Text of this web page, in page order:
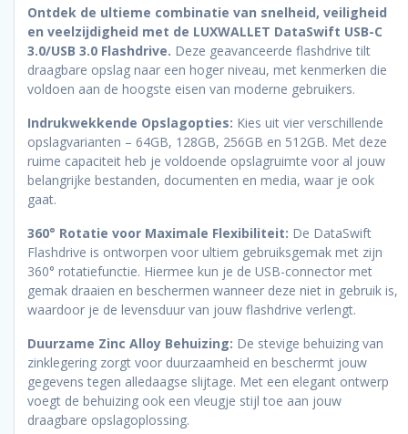
128GB
-
Zilver
aantal
Ontdek de ultieme combinatie van snelheid, veiligheid
en veelzijdigheid met de LUXWALLET DataSwift USB-C
3.0/USB 3.0 Flashdrive. Deze geavanceerde flashdrive tilt
draagbare opslag naar een hoger niveau, met kenmerken die
voldoen aan de hoogste eisen van moderne gebruikers.
Indrukwekkende Opslagopties: Kies uit vier verschillende
opslagvarianten – 64GB, 128GB, 256GB en 512GB. Met deze
ruime capaciteit heb je voldoende opslagruimte voor al jouw
belangrijke bestanden, documenten en media, waar je ook
gaat.
360° Rotatie voor Maximale Flexibiliteit: De DataSwift
Flashdrive is ontworpen voor ultiem gebruiksgemak met zijn
360° rotatiefunctie. Hiermee kun je de USB-connector met
gemak draaien en beschermen wanneer deze niet in gebruik is,
waardoor je de levensduur van jouw flashdrive verlengt.
Duurzame Zinc Alloy Behuizing: De stevige behuizing van
zinklegering zorgt voor duurzaamheid en beschermt jouw
gegevens tegen alledaagse slijtage. Met een elegant ontwerp
voegt de behuizing ook een vleugje stijl toe aan jouw
draagbare opslagoplossing.